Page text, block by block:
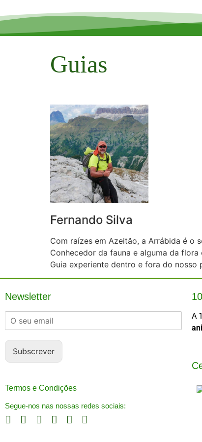
Guias
Fernando Silva
Com raízes em Azeitão, a Arrábida é o
Conhecedor da fauna e alguma da
Guia experiente dentro e fora do
Newsletter
Subscrever
Termos e Condições
Segue-nos nas nossas redes sociais:
A